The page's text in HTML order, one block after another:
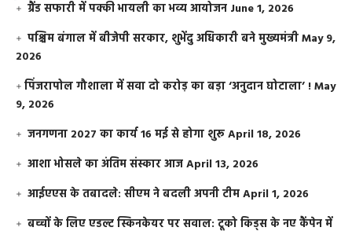
ग्रैंड सफारी में पक्की भायली का भव्य आयोजन June 1, 2026
पश्चिम बंगाल में बीजेपी सरकार, शुभेंदु अधिकारी बने मुख्यमंत्रीMay 9,
2026
​पिंजरापोल गौशाला में सवा दो करोड़ का बड़ा ‘अनुदान घोटाला’ !May
9, 2026
जनगणना 2027 का कार्य 16 मई से होगा शुरूApril 18, 2026
आशा भोसले का अंतिम संस्कार आजApril 13, 2026
आईएएस के तबादले: सीएम ने बदली अपनी टीमApril 1, 2026
बच्चों के लिए एडल्ट स्किनकेयर पर सवाल: टूको किड्स के नए कैंपेन में